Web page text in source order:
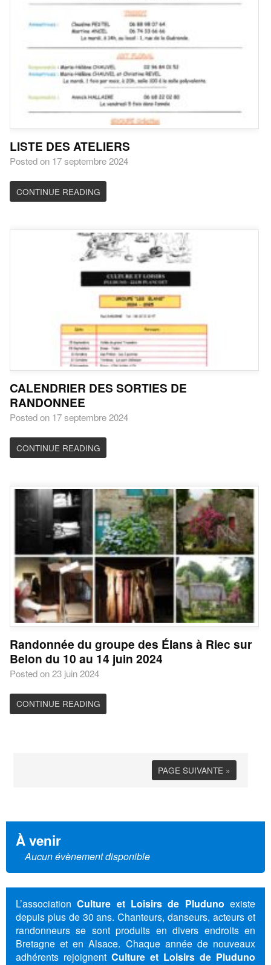
LISTE DES ATELIERS
Posted on 17 septembre 2024
CONTINUE READING
CALENDRIER DES SORTIES DE
RANDONNEE
Posted on 17 septembre 2024
CONTINUE READING
Randonnée du groupe des Élans à Riec sur
Belon du 10 au 14 juin 2024
Posted on 23 juin 2024
CONTINUE READING
PAGE SUIVANTE »
À venir
Aucun évènement disponible
L’associationCulture et Loisirs de Pluduno existe
depuis plus de 30 ans. Chanteurs, danseurs, acteurs et
randonneurs se sont produits en divers endroits en
Bretagne et en Alsace. Chaque année de nouveaux
adhérents rejoignent Culture et Loisirs de Pluduno